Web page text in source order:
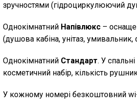
зручностями (гідроциркулюючий
Oднокімнатний Напівлюкс –
(душова кабіна, унітаз,
Oднокімнатний Стандарт. У
косметичний набір, кількість
У кожному номері безкоштовний wi-